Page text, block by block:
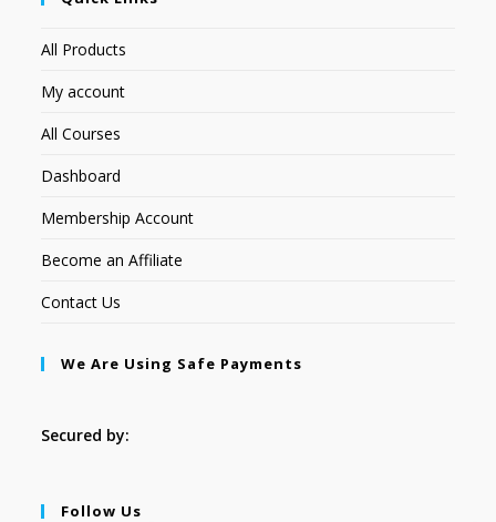
All Products
My account
All Courses
Dashboard
Membership Account
Become an Affiliate
Contact Us
We Are Using Safe Payments
Secured by:
Follow Us